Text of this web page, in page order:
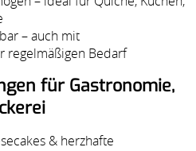
– auch mit
regelmäßigen Bedarf
für Gastronomie,
& herzhafte